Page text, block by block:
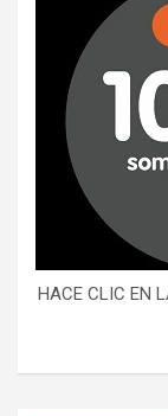
HACE CLIC EN